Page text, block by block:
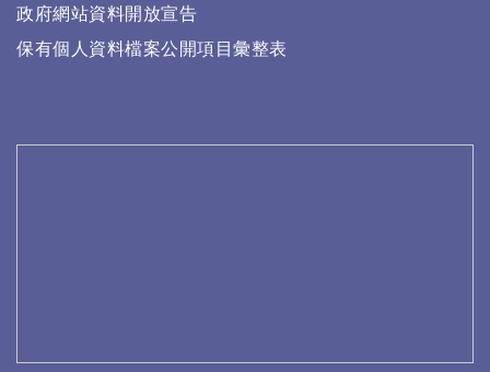
政府網站資料開放宣告
保有個人資料檔案公開項目彙整表